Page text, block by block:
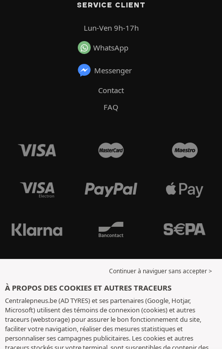
SERVICE CLIENT
Lun-Ven 9h-17h
WhatsApp
Messenger
Contact
FAQ
Continuer à naviguer sans accepter >
À PROPOS DES COOKIES ET AUTRES TRACEURS
Centralepneus.be (AD TYRES) et ses partenaires (Google, Hotjar,
Microsoft) utilisent des témoins de connexion (cookies) et autres
traceurs (webstorage) pour assurer le bon fonctionnement du site,
faciliter votre navigation, réaliser des mesures statistiques et
personnaliser ses campagnes publicitaires. Les cookies et autres